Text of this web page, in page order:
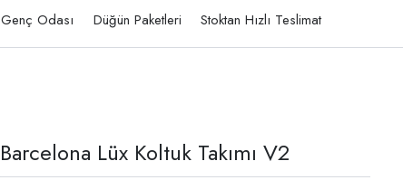
Genç Odası Düğün Paketleri Stoktan Hızlı Teslimat
Barcelona Lüx Koltuk Takımı V2